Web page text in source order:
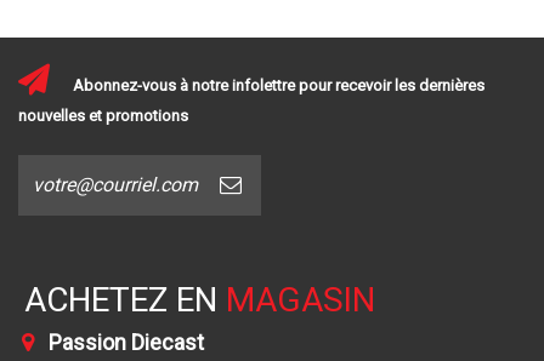
Abonnez-vous à notre infolettre pour recevoir les dernières
nouvelles et promotions
ACHETEZ EN MAGASIN
Passion Diecast